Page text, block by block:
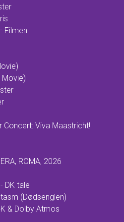
Filmen
Concert: Viva Maastricht!
ROMA, 2026
DK tale
(Dødsenglen)
& Dolby Atmos